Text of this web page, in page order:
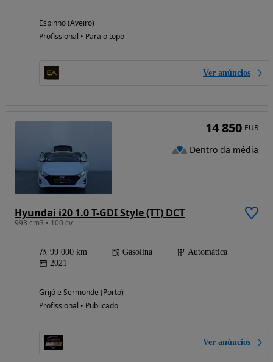
Espinho (Aveiro)
Profissional • Para o topo
Ver anúncios
Hyundai i20 1.0 T-GDI Style (TT) DCT
998 cm3 • 100 cv
99 000 km Gasolina
Automática
2021
Grijó e Sermonde (Porto)
Profissional • Publicado
Ver anúncios
14 850 EUR
Dentro da média